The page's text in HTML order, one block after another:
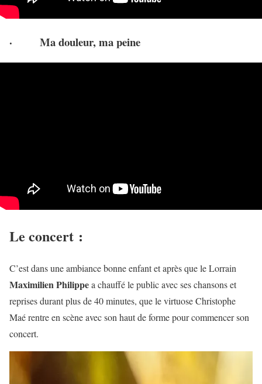
· Ma douleur, ma peine
Le concert :
C’est dans une ambiance bonne enfant et après que le Lorrain
Maximilien Philippea chauffé le public avec ses chansons et
reprises durant plus de 40 minutes, que le virtuose Christophe
Maé rentre en scène avec son haut de forme pour commencer son
concert.